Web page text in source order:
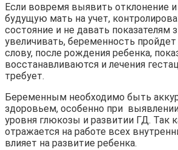
Если вовремя выявить отклонение
будущую мать на учет,
состояние и не давать показателям
увеличивать, беременность
слову, после рождения ребенка,
восстанавливаются и лечения
требует.
Беременным необходимо быть
здоровьем, особенно при
уровня глюкозы и развитии ГД. Так
отражается на работе всех
влияет на развитие ребенка.